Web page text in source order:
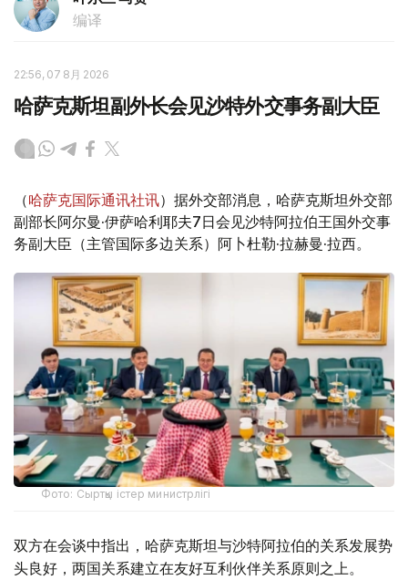
编译
22:56, 07 8月 2026
哈萨克斯坦副外长会见沙特外交事务副大臣
（哈萨克国际通讯社讯）据外交部消息，哈萨克斯坦外交部
副部长阿尔曼·伊萨哈利耶夫7日会见沙特阿拉伯王国外交事
务副大臣（主管国际多边关系）阿卜杜勒·拉赫曼·拉西。
Фото: Сыртқы істер министрлігі
双方在会谈中指出，哈萨克斯坦与沙特阿拉伯的关系发展势
头良好，两国关系建立在友好互利伙伴关系原则之上。